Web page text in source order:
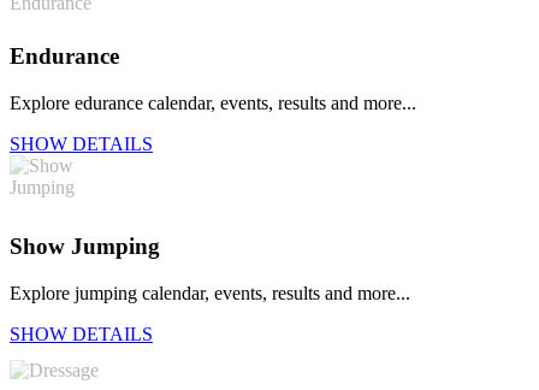
Endurance
Explore edurance calendar, events, results and more...
SHOW DETAILS
Show Jumping
Explore jumping calendar, events, results and more...
SHOW DETAILS